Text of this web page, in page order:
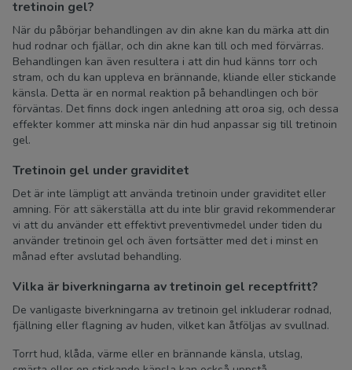
tretinoin gel?
När du påbörjar behandlingen av din akne kan du märka att din
hud rodnar och fjällar, och din akne kan till och med förvärras.
Behandlingen kan även resultera i att din hud känns torr och
stram, och du kan uppleva en brännande, kliande eller stickande
känsla. Detta är en normal reaktion på behandlingen och bör
förväntas. Det finns dock ingen anledning att oroa sig, och dessa
effekter kommer att minska när din hud anpassar sig till tretinoin
gel.
Tretinoin gel under graviditet
Det är inte lämpligt att använda tretinoin under graviditet eller
amning. För att säkerställa att du inte blir gravid rekommenderar
vi att du använder ett effektivt preventivmedel under tiden du
använder tretinoin gel och även fortsätter med det i minst en
månad efter avslutad behandling.
Vilka är biverkningarna av tretinoin gel receptfritt?
De vanligaste biverkningarna av tretinoin gel inkluderar rodnad,
fjällning eller flagning av huden, vilket kan åtföljas av svullnad.
Torrt hud, klåda, värme eller en brännande känsla, utslag,